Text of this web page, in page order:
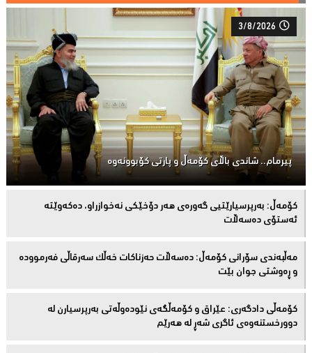
3/8/2026
پیرمام.. شاندی باڵای كۆمه‌ڵ و پارتی كۆبوونه‌وه‌
كۆمەڵ: بەرپرسیارێتیی گەورەی هەر دۆخێکی نەخوازراو، دەكەوێتە
ئەستۆی دەسەڵات
مەڵبەندى سۆرانى کۆمەڵ: دەسەڵات حەزناکات خەڵک سەرقاڵى فەرموودە
و ڕەوشتى جوان بێت
کۆمەڵى دادگەرى: عێراق و كۆمەڵگەی نێودەوڵەتی بەرپرسیارن لە
دوورخستنەوەى ئاگری شەڕ لە هەرێم